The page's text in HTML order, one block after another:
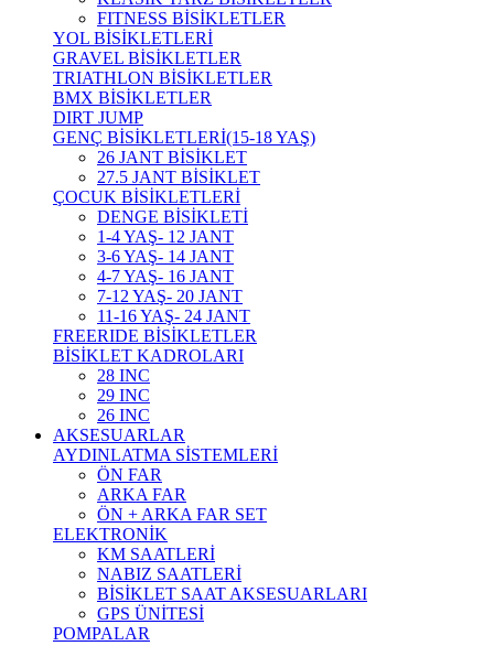
FITNESS BİSİKLETLER
YOL BİSİKLETLERİ
GRAVEL BİSİKLETLER
TRIATHLON BİSİKLETLER
BMX BİSİKLETLER
DIRT JUMP
GENÇ BİSİKLETLERİ(15-18 YAŞ)
26 JANT BİSİKLET
27.5 JANT BİSİKLET
ÇOCUK BİSİKLETLERİ
DENGE BİSİKLETİ
1-4 YAŞ- 12 JANT
3-6 YAŞ- 14 JANT
4-7 YAŞ- 16 JANT
7-12 YAŞ- 20 JANT
11-16 YAŞ- 24 JANT
FREERIDE BİSİKLETLER
BİSİKLET KADROLARI
28 INC
29 INC
26 INC
AKSESUARLAR
AYDINLATMA SİSTEMLERİ
ÖN FAR
ARKA FAR
ÖN + ARKA FAR SET
ELEKTRONİK
KM SAATLERİ
NABIZ SAATLERİ
BİSİKLET SAAT AKSESUARLARI
GPS ÜNİTESİ
POMPALAR